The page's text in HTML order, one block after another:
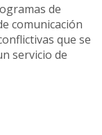
de
comunicación
que se
servicio de